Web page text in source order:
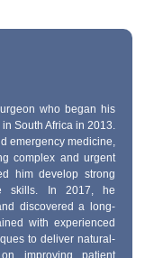
who began his
South Africa in 2013.
emergency medicine,
complex and urgent
him develop strong
skills. In 2017, he
discovered a long-
with experienced
to deliver natural-
improving patient